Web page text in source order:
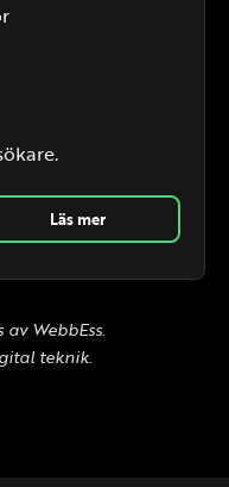
Läs mer
WebbEss.
teknik.